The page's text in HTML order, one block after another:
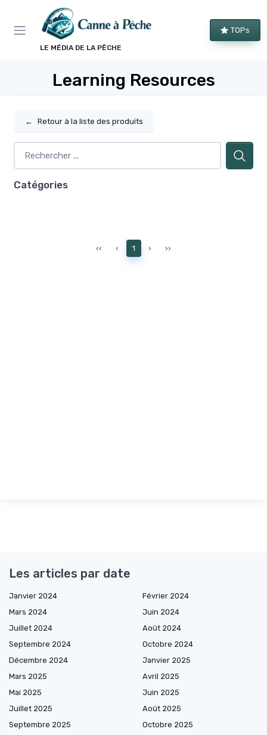
LE MÉDIA DE LA PÊCHE
TOPs
Learning Resources
← Retour à la liste des produits
Catégories
‹‹ ‹ 1 › ››
Les articles par date
Janvier 2024
Février 2024
Mars 2024
Juin 2024
Juillet 2024
Août 2024
Septembre 2024
Octobre 2024
Décembre 2024
Janvier 2025
Mars 2025
Avril 2025
Mai 2025
Juin 2025
Juillet 2025
Août 2025
Septembre 2025
Octobre 2025
Panneau de gestion des cookies